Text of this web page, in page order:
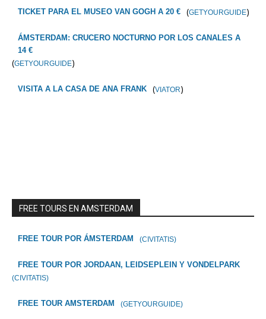
TICKET PARA EL MUSEO VAN GOGH A 20 € (GETYOURGUIDE)
ÁMSTERDAM: CRUCERO NOCTURNO POR LOS CANALES A
14 €
(GETYOURGUIDE)
VISITA A LA CASA DE ANA FRANK (VIATOR)
FREE TOURS EN AMSTERDAM
FREE TOUR POR ÁMSTERDAM (CIVITATIS)
FREE TOUR POR JORDAAN, LEIDSEPLEIN Y VONDELPARK
(CIVITATIS)
FREE TOUR AMSTERDAM (GETYOURGUIDE)